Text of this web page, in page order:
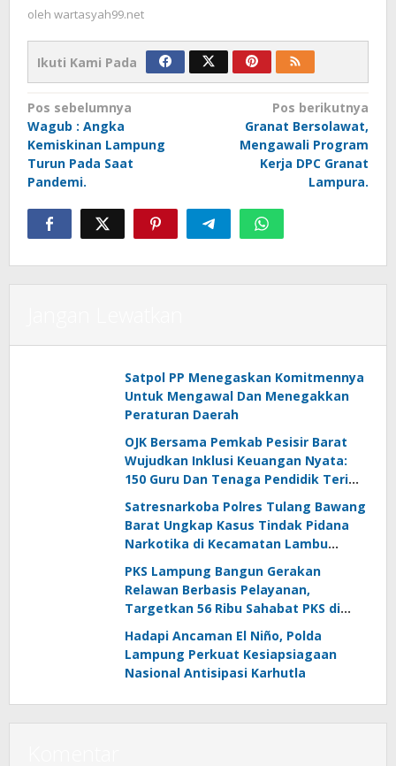
oleh wartasyah99.net
Ikuti Kami Pada
Navigasi
pos
Pos sebelumnya
Wagub : Angka
Kemiskinan Lampung
Turun Pada Saat
Pandemi.
Pos berikutnya
Granat Bersolawat,
Mengawali Program
Kerja DPC Granat
Lampura.
Satpol PP Menegaskan Komitmennya
Untuk Mengawal Dan Menegakkan
Peraturan Daerah
OJK Bersama Pemkab Pesisir Barat
Wujudkan Inklusi Keuangan Nyata:
150 Guru Dan Tenaga Pendidik Terima
Polis Asuransi Jiwa
Satresnarkoba Polres Tulang Bawang
Barat Ungkap Kasus Tindak Pidana
Narkotika di Kecamatan Lambu
PKS Lampung Bangun Gerakan
Relawan Berbasis Pelayanan,
Targetkan 56 Ribu Sahabat PKS di
Seluruh Lampung
Hadapi Ancaman El Niño, Polda
Lampung Perkuat Kesiapsiagaan
Nasional Antisipasi Karhutla